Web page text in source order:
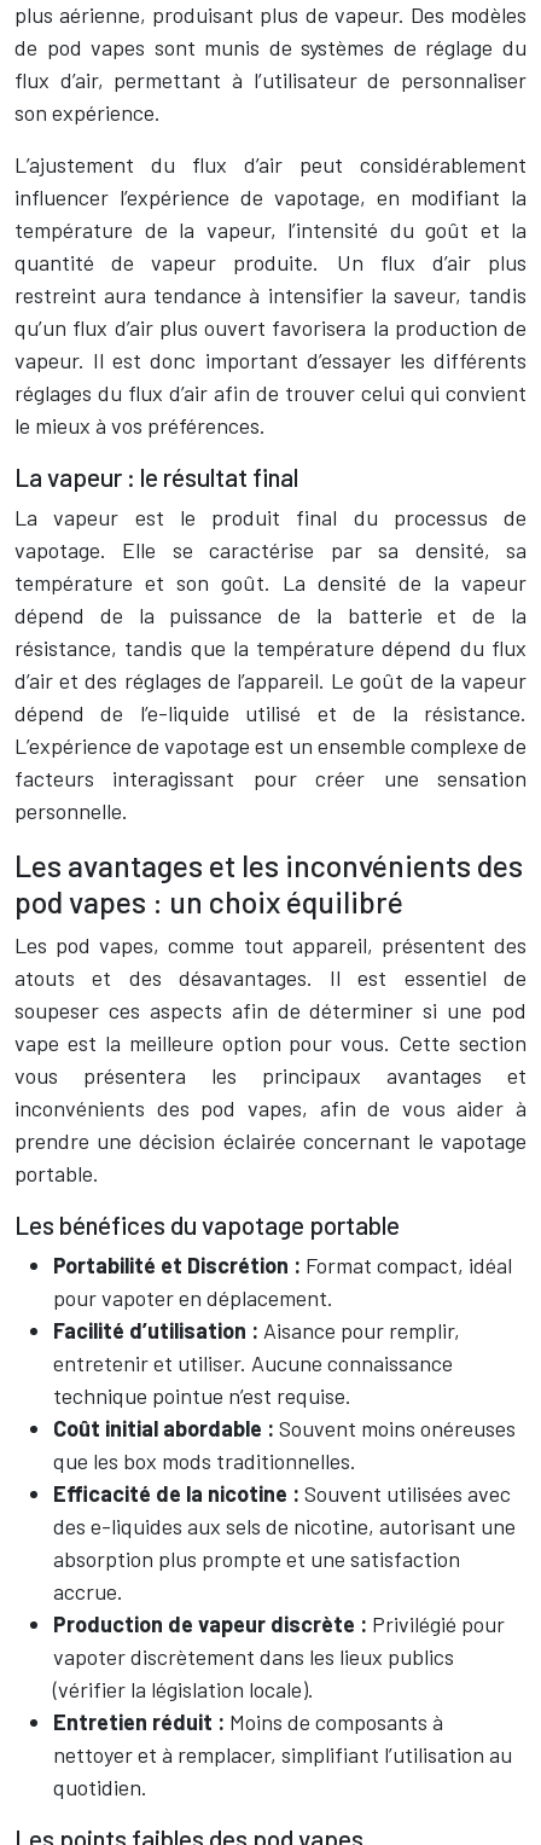
plus aérienne, produisant plus de vapeur. Des modèles
de pod vapes sont munis de systèmes de réglage du
flux d’air, permettant à l’utilisateur de personnaliser
son expérience.
L’ajustement du flux d’air peut considérablement
influencer l’expérience de vapotage, en modifiant la
température de la vapeur, l’intensité du goût et la
quantité de vapeur produite. Un flux d’air plus
restreint aura tendance à intensifier la saveur, tandis
qu’un flux d’air plus ouvert favorisera la production de
vapeur. Il est donc important d’essayer les différents
réglages du flux d’air afin de trouver celui qui convient
le mieux à vos préférences.
La vapeur : le résultat final
La vapeur est le produit final du processus de
vapotage. Elle se caractérise par sa densité, sa
température et son goût. La densité de la vapeur
dépend de la puissance de la batterie et de la
résistance, tandis que la température dépend du flux
d’air et des réglages de l’appareil. Le goût de la vapeur
dépend de l’e-liquide utilisé et de la résistance.
L’expérience de vapotage est un ensemble complexe de
facteurs interagissant pour créer une sensation
personnelle.
Les avantages et les inconvénients des
pod vapes : un choix équilibré
Les pod vapes, comme tout appareil, présentent des
atouts et des désavantages. Il est essentiel de
soupeser ces aspects afin de déterminer si une pod
vape est la meilleure option pour vous. Cette section
vous présentera les principaux avantages et
inconvénients des pod vapes, afin de vous aider à
prendre une décision éclairée concernant le vapotage
portable.
Les bénéfices du vapotage portable
Portabilité et Discrétion : Format compact, idéal
pour vapoter en déplacement.
Facilité d’utilisation : Aisance pour remplir,
entretenir et utiliser. Aucune connaissance
technique pointue n’est requise.
Coût initial abordable : Souvent moins onéreuses
que les box mods traditionnelles.
Efficacité de la nicotine : Souvent utilisées avec
des e-liquides aux sels de nicotine, autorisant une
absorption plus prompte et une satisfaction
accrue.
Production de vapeur discrète : Privilégié pour
vapoter discrètement dans les lieux publics
(vérifier la législation locale).
Entretien réduit : Moins de composants à
nettoyer et à remplacer, simplifiant l’utilisation au
quotidien.
Les points faibles des pod vapes